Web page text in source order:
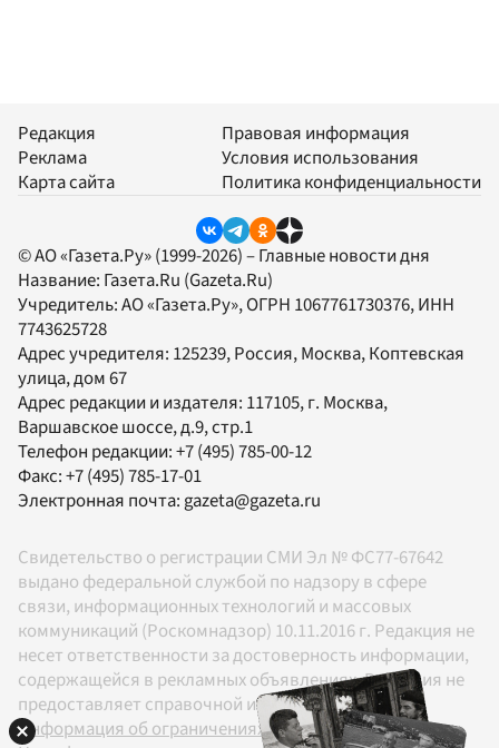
Редакция
Реклама
Карта сайта
Правовая информация
Условия использования
Политика конфиденциальности
© АО «Газета.Ру» (1999-2026) – Главные новости дня
Название: Газета.Ru (Gazeta.Ru)
Учредитель:АО «Газета.Ру», ОГРН 1067761730376, ИНН
7743625728
Адрес учредителя: 125239, Россия, Москва, Коптевская
улица, дом 67
Адрес редакции и издателя: 117105, г. Москва,
Варшавское шоссе, д.9, стр.1
Телефон редакции:+7 (495) 785-00-12
Факс:+7 (495) 785-17-01
Электронная почта:gazeta@gazeta.ru
Свидетельство о регистрации СМИ Эл № ФС77-67642
выдано федеральной службой по надзору в сфере
связи, информационных технологий и массовых
коммуникаций (Роскомнадзор) 10.11.2016 г. Редакция не
несет ответственности за достоверность информации,
содержащейся в рекламных объявлениях. Редакция не
предоставляет справочной информации.
Информация об ограничениях